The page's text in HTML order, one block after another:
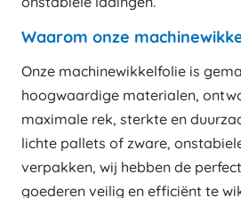
Waarom onze
Onze machinewikkelfolie is
hoogwaardige materialen,
maximale rek, sterkte en
lichte pallets of zware,
verpakken, wij hebben de
goederen veilig en efficiënt te